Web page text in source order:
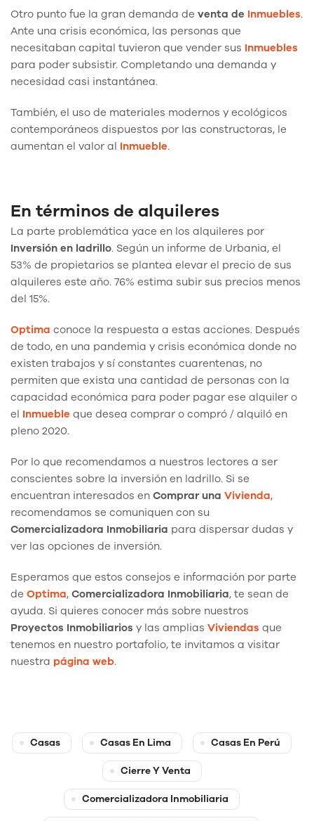
Otro punto fue la gran demanda de venta de Inmuebles.
Ante una crisis económica, las personas que
necesitaban capital tuvieron que vender sus Inmuebles
para poder subsistir. Completando una demanda y
necesidad casi instantánea.
También, el uso de materiales modernos y ecológicos
contemporáneos dispuestos por las constructoras, le
aumentan el valor al Inmueble.
En términos de alquileres
La parte problemática yace en los alquileres por
Inversión en ladrillo. Según un informe de Urbania, el
53% de propietarios se plantea elevar el precio de sus
alquileres este año. 76% estima subir sus precios menos
del 15%.
Optima conoce la respuesta a estas acciones. Después
de todo, en una pandemia y crisis económica donde no
existen trabajos y sí constantes cuarentenas, no
permiten que exista una cantidad de personas con la
capacidad económica para poder pagar ese alquiler o
el Inmueble que desea comprar o compró / alquiló en
pleno 2020.
Por lo que recomendamos a nuestros lectores a ser
conscientes sobre la inversión en ladrillo. Si se
encuentran interesados en Comprar una Vivienda,
recomendamos se comuniquen con su
Comercializadora Inmobiliaria para dispersar dudas y
ver las opciones de inversión.
Esperamos que estos consejos e información por parte
de Optima, Comercializadora Inmobiliaria, te sean de
ayuda. Si quieres conocer más sobre nuestros
Proyectos Inmobiliarios y las amplias Viviendas que
tenemos en nuestro portafolio, te invitamos a visitar
nuestra página web.
Casas Casas En Lima Casas En Perú
Cierre Y Venta
Comercializadora Inmobiliaria